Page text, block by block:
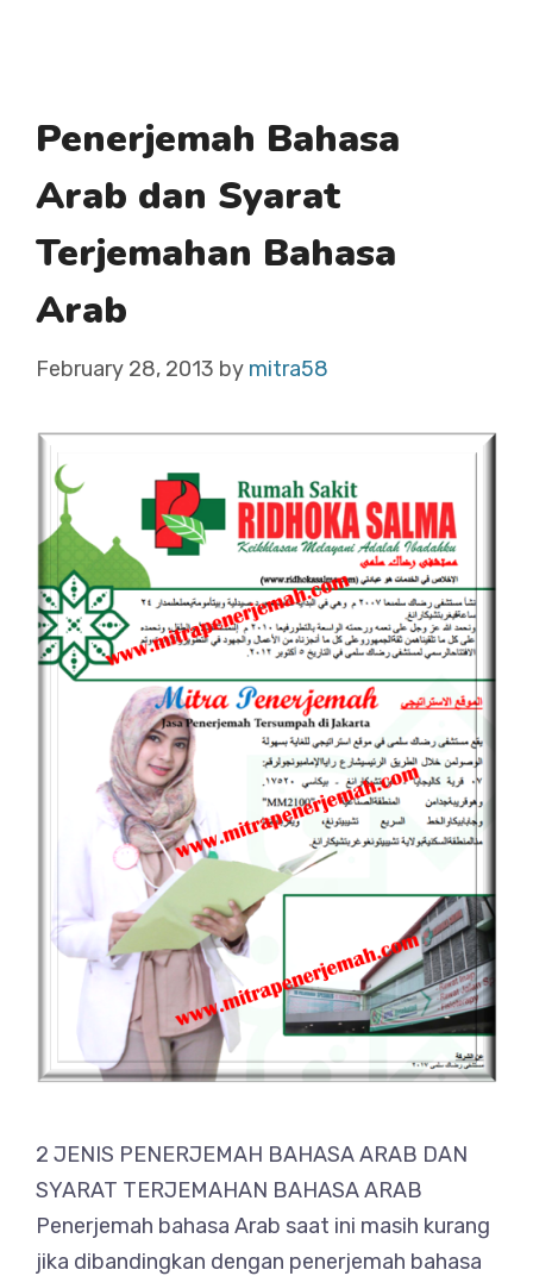
Penerjemah Bahasa
Arab dan Syarat
Terjemahan Bahasa
Arab
February 28, 2013 by mitra58
2 JENIS PENERJEMAH BAHASA ARAB DAN
SYARAT TERJEMAHAN BAHASA ARAB
Penerjemah bahasa Arab saat ini masih kurang
jika dibandingkan dengan penerjemah bahasa